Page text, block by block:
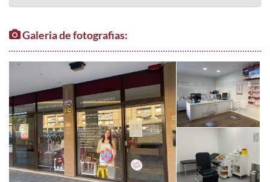
Galeria de fotografias: